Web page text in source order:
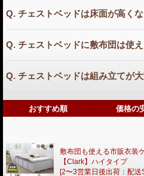
Q. チェストベッドは床面が高く
Q. チェストベッドに敷布団は使
Q. チェストベッドは組み立てが
おすすめ順 価格の
敷布団も使える市販衣装
【Clark】ハイタイプ
[2〜3営業日後出荷：配送